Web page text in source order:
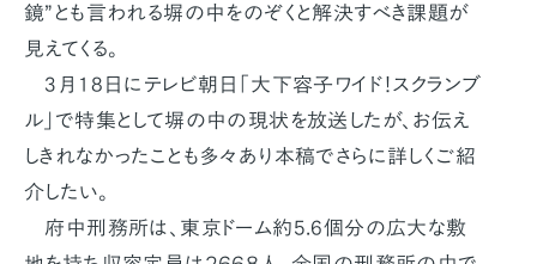
鏡”とも言われる塀の中をのぞくと解決すべき課題が
見えてくる。
3月18日にテレビ朝日「大下容子ワイド！スクランブ
ル」で特集として塀の中の現状を放送したが、お伝え
しきれなかったことも多々あり本稿でさらに詳しくご紹
介したい。
府中刑務所は、東京ドーム約5.6個分の広大な敷